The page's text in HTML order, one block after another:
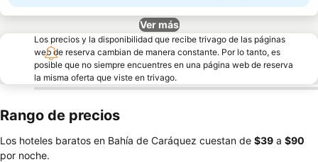
Ver más
Los precios y la disponibilidad que recibe trivago de las páginas
web de reserva cambian de manera constante. Por lo tanto, es
posible que no siempre encuentres en una página web de reserva
la misma oferta que viste en trivago.
Rango de precios
Los hoteles baratos en Bahía de Caráquez cuestan de ‎$39 a ‎$90
por noche.